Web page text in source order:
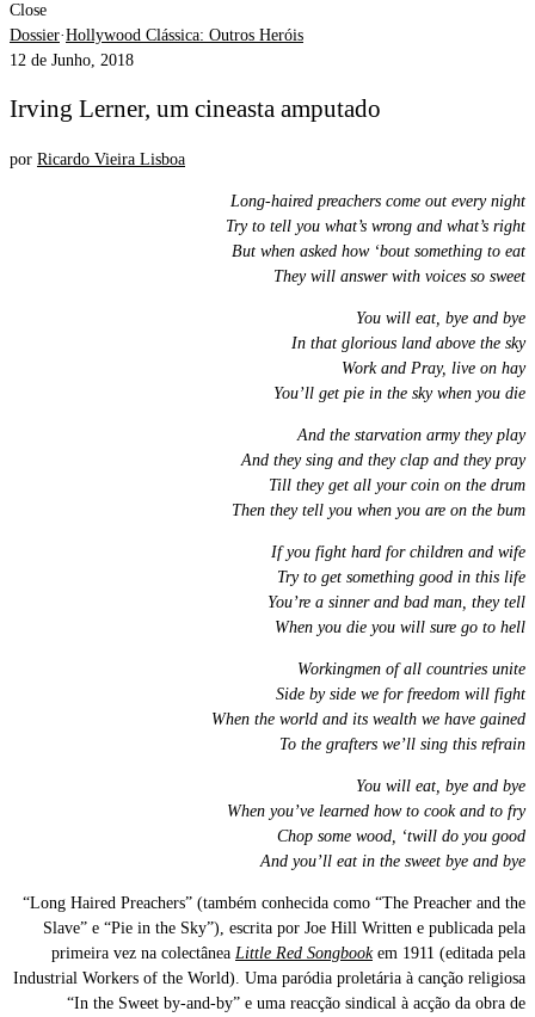
Close
Dossier·Hollywood Clássica: Outros Heróis
12 de Junho, 2018
Irving Lerner, um cineasta amputado
por Ricardo Vieira Lisboa
Long-haired preachers come out every night
Try to tell you what’s wrong and what’s right
But when asked how ‘bout something to eat
They will answer with voices so sweet
You will eat, bye and bye
In that glorious land above the sky
Work and Pray, live on hay
You’ll get pie in the sky when you die
And the starvation army they play
And they sing and they clap and they pray
Till they get all your coin on the drum
Then they tell you when you are on the bum
If you fight hard for children and wife
Try to get something good in this life
You’re a sinner and bad man, they tell
When you die you will sure go to hell
Workingmen of all countries unite
Side by side we for freedom will fight
When the world and its wealth we have gained
To the grafters we’ll sing this refrain
You will eat, bye and bye
When you’ve learned how to cook and to fry
Chop some wood, ‘twill do you good
And you’ll eat in the sweet bye and bye
“Long Haired Preachers” (também conhecida como “The Preacher and the
Slave” e “Pie in the Sky”), escrita por Joe Hill Written e publicada pela
primeira vez na colectânea Little Red Songbookem 1911 (editada pela
Industrial Workers of the World). Uma paródia proletária à canção religiosa
“In the Sweet by-and-by” e uma reacção sindical à acção da obra de